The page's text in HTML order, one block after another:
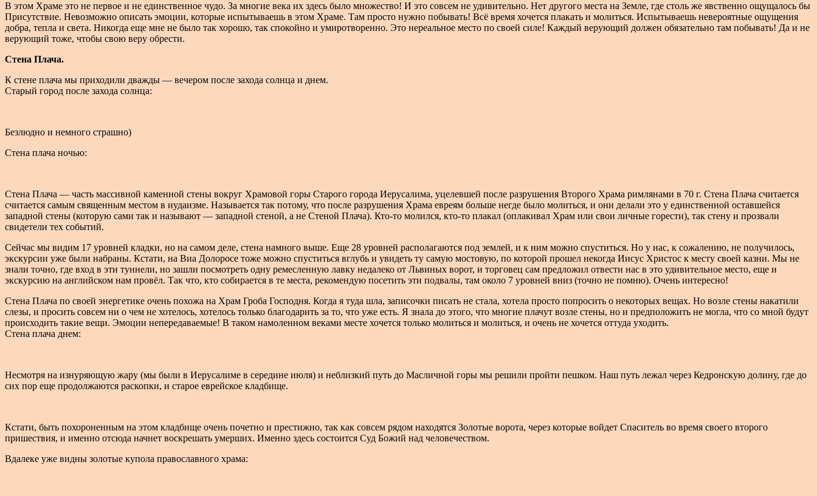
В этом Храме это не первое и не единственное чудо. За многие века их здесь было множество! И это совсем не удивительно. Нет другого места на Земле, где столь же явственно ощущалось бы
Присутствие. Невозможно описать эмоции, которые испытываешь в этом Храме. Там просто нужно побывать! Всё время хочется плакать и молиться. Испытываешь невероятные ощущения
добра, тепла и света. Никогда еще мне не было так хорошо, так спокойно и умиротворенно. Это нереальное место по своей силе! Каждый верующий должен обязательно там побывать! Да и не
верующий тоже, чтобы свою веру обрести.
Стена Плача.
К стене плача мы приходили дважды — вечером после захода солнца и днем.
Старый город после захода солнца:
Безлюдно и немного страшно)
Стена плача ночью:
Стена Плача — часть массивной каменной стены вокруг Храмовой горы Старого города Иерусалима, уцелевшей после разрушения Второго Храма римлянами в 70 г. Стена Плача считается
считается самым священным местом в иудаизме. Называется так потому, что после разрушения Храма евреям больше негде было молиться, и они делали это у единственной оставшейся
западной стены (которую сами так и называют — западной стеной, а не Стеной Плача). Кто-то молился, кто-то плакал (оплакивал Храм или свои личные горести), так стену и прозвали
свидетели тех событий.
Сейчас мы видим 17 уровней кладки, но на самом деле, стена намного выше. Еще 28 уровней располагаются под землей, и к ним можно спуститься. Но у нас, к сожалению, не получилось,
экскурсии уже были набраны. Кстати, на Виа Долоросе тоже можно спуститься вглубь и увидеть ту самую мостовую, по которой прошел некогда Иисус Христос к месту своей казни. Мы не
знали точно, где вход в эти туннели, но зашли посмотреть одну ремесленную лавку недалеко от Львиных ворот, и торговец сам предложил отвести нас в это удивительное место, еще и
экскурсию на английском нам провёл. Так что, кто собирается в те места, рекомендую посетить эти подвалы, там около 7 уровней вниз (точно не помню). Очень интересно!
Стена Плача по своей энергетике очень похожа на Храм Гроба Господня. Когда я туда шла, записочки писать не стала, хотела просто попросить о некоторых вещах. Но возле стены накатили
слезы, и просить совсем ни о чем не хотелось, хотелось только благодарить за то, что уже есть. Я знала до этого, что многие плачут возле стены, но и предположить не могла, что со мной будут
происходить такие вещи. Эмоции непередаваемые! В таком намоленном веками месте хочется только молиться и молиться, и очень не хочется оттуда уходить.
Стена плача днем:
Несмотря на изнуряющую жару (мы были в Иерусалиме в середине июля) и неблизкий путь до Масличной горы мы решили пройти пешком. Наш путь лежал через Кедронскую долину, где до
сих пор еще продолжаются раскопки, и старое еврейское кладбище.
Кстати, быть похороненным на этом кладбище очень почетно и престижно, так как совсем рядом находятся Золотые ворота, через которые войдет Спаситель во время своего второго
пришествия, и именно отсюда начнет воскрешать умерших. Именно здесь состоится Суд Божий над человечеством.
Вдалеке уже видны золотые купола православного храма: